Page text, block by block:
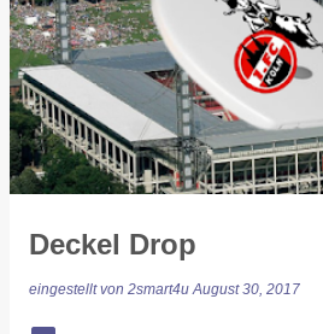
Deckel Drop
eingestellt von 2smart4u August 30, 2017